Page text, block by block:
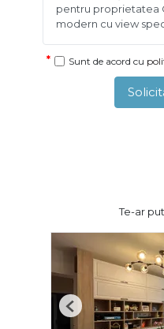
Sunt de acord cu
Te-ar
Previous